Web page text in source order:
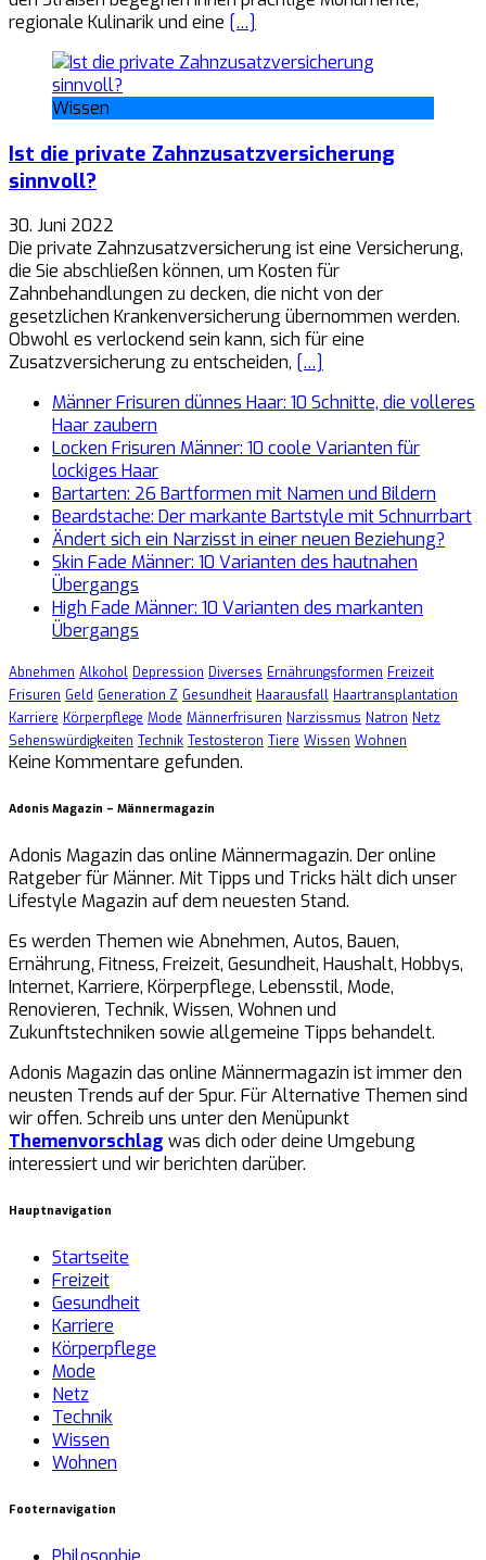
regionale Kulinarik und eine […]
Wissen
Ist die private Zahnzusatzversicherung
sinnvoll?
30. Juni 2022
Die private Zahnzusatzversicherung ist eine Versicherung,
die Sie abschließen können, um Kosten für
Zahnbehandlungen zu decken, die nicht von der
gesetzlichen Krankenversicherung übernommen werden.
Obwohl es verlockend sein kann, sich für eine
Zusatzversicherung zu entscheiden, […]
Männer Frisuren dünnes Haar: 10 Schnitte, die volleres
Haar zaubern
Locken Frisuren Männer: 10 coole Varianten für
lockiges Haar
Bartarten: 26 Bartformen mit Namen und Bildern
Beardstache: Der markante Bartstyle mit Schnurrbart
Ändert sich ein Narzisst in einer neuen Beziehung?
Skin Fade Männer: 10 Varianten des hautnahen
Übergangs
High Fade Männer: 10 Varianten des markanten
Übergangs
Abnehmen Alkohol Depression Diverses Ernährungsformen Freizeit
Frisuren Geld Generation Z Gesundheit Haarausfall Haartransplantation
Karriere Körperpflege Mode Männerfrisuren Narzissmus Natron Netz
Sehenswürdigkeiten Technik Testosteron Tiere Wissen Wohnen
Keine Kommentare gefunden.
Adonis Magazin – Männermagazin
Adonis Magazin das online Männermagazin. Der online
Ratgeber für Männer. Mit Tipps und Tricks hält dich unser
Lifestyle Magazin auf dem neuesten Stand.
Es werden Themen wie Abnehmen, Autos, Bauen,
Ernährung, Fitness, Freizeit, Gesundheit, Haushalt, Hobbys,
Internet, Karriere, Körperpflege, Lebensstil, Mode,
Renovieren, Technik, Wissen, Wohnen und
Zukunftstechniken sowie allgemeine Tipps behandelt.
Adonis Magazin das online Männermagazin ist immer den
neusten Trends auf der Spur. Für Alternative Themen sind
wir offen. Schreib uns unter den Menüpunkt
Themenvorschlag was dich oder deine Umgebung
interessiert und wir berichten darüber.
Hauptnavigation
Startseite
Freizeit
Gesundheit
Karriere
Körperpflege
Mode
Netz
Technik
Wissen
Wohnen
Footernavigation